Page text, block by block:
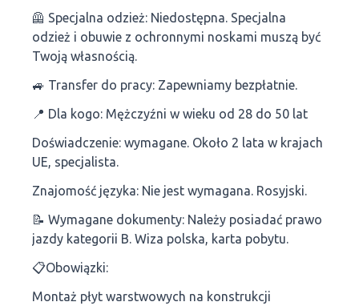
🦺 Specjalna odzież: Niedostępna. Specjalna
odzież i obuwie z ochronnymi noskami muszą być
Twoją własnością.
🚙 Transfer do pracy: Zapewniamy bezpłatnie.
📍 Dla kogo: Mężczyźni w wieku od 28 do 50 lat
Doświadczenie: wymagane. Około 2 lata w krajach
UE, specjalista.
Znajomość języka: Nie jest wymagana. Rosyjski.
📝 Wymagane dokumenty: Należy posiadać prawo
jazdy kategorii B. Wiza polska, karta pobytu.
📋Obowiązki:
Montaż płyt warstwowych na konstrukcji